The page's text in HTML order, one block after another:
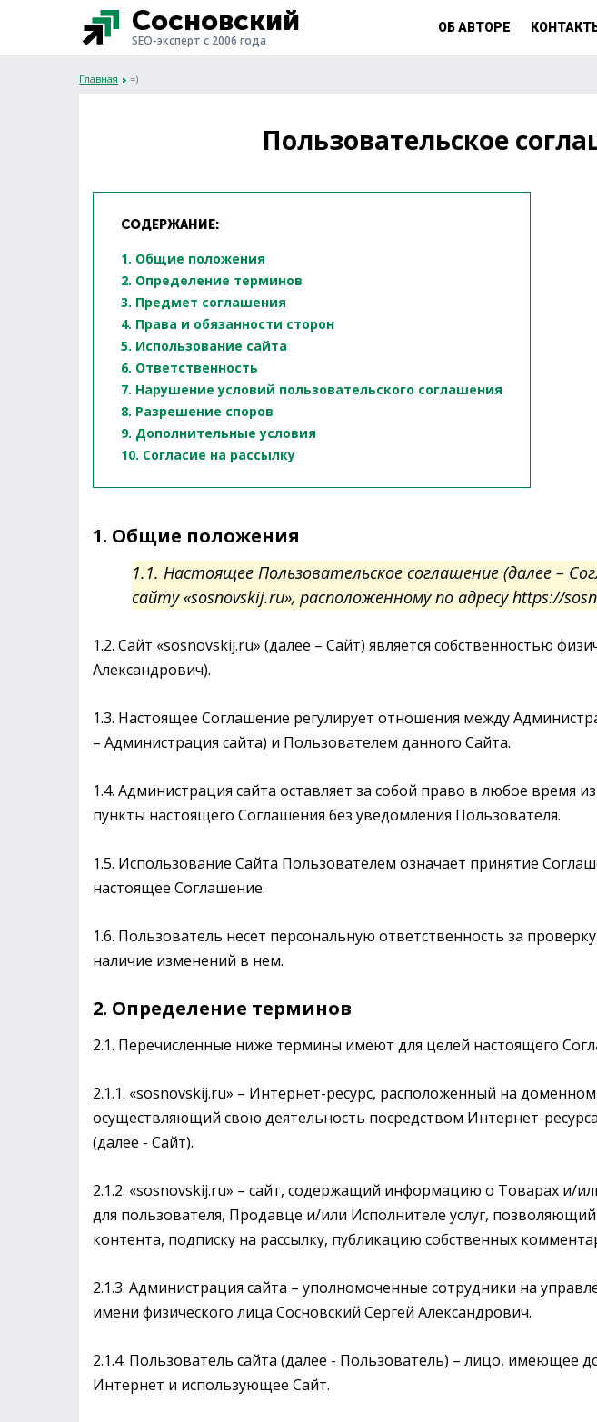
Сосновский
SEO-эксперт с 2006 года
ОБ АВТОРЕ
Главная =)
Пользовательское
СОДЕРЖАНИЕ:
1. Общие положения
2. Определение терминов
3. Предмет соглашения
4. Права и обязанности сторон
5. Использование сайта
6. Ответственность
7. Нарушение условий пользовательского соглашения
8. Разрешение споров
9. Дополнительные условия
10. Согласие на рассылку
1. Общие положения
1.1. Настоящее Пользовательское соглашение (далее –
сайту «sosnovskij.ru», расположенному по адресу https://
1.2. Сайт «sosnovskij.ru» (далее – Сайт) является собственностью
Александрович).
1.3. Настоящее Соглашение регулирует отношения между
– Администрация сайта) и Пользователем данного Сайта.
1.4. Администрация сайта оставляет за собой право в любое время
пункты настоящего Соглашения без уведомления Пользователя.
1.5. Использование Сайта Пользователем означает принятие
настоящее Соглашение.
1.6. Пользователь несет персональную ответственность за
наличие изменений в нем.
2. Определение терминов
2.1. Перечисленные ниже термины имеют для целей настоящего
2.1.1. «sosnovskij.ru» – Интернет-ресурс, расположенный на
осуществляющий свою деятельность посредством Интернет-
(далее - Сайт).
2.1.2. «sosnovskij.ru» – сайт, содержащий информацию о Товарах и/
для пользователя, Продавце и/или Исполнителе услуг,
контента, подписку на рассылку, публикацию собственных
2.1.3. Администрация сайта – уполномоченные сотрудники на
имени физического лица Сосновский Сергей Александрович.
2.1.4. Пользователь сайта (далее - Пользователь) – лицо, имеющее
Интернет и использующее Сайт.